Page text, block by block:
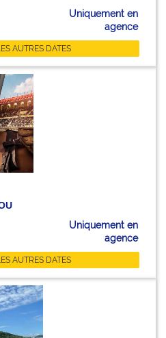
Uniquement en
agence
AUTRES DATES
Uniquement en
agence
AUTRES DATES